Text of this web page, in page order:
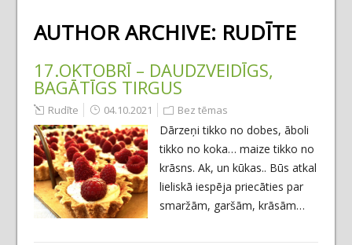
AUTHOR ARCHIVE: RUDĪTE
17.OKTOBRĪ – DAUDZVEIDĪGS,
BAGĀTĪGS TIRGUS
Rudīte 04.10.2021 Bez tēmas
Dārzeņi tikko no dobes, āboli
tikko no koka… maize tikko no
krāsns. Ak, un kūkas.. Būs atkal
lieliskā iespēja priecāties par
smaržām, garšām, krāsām…